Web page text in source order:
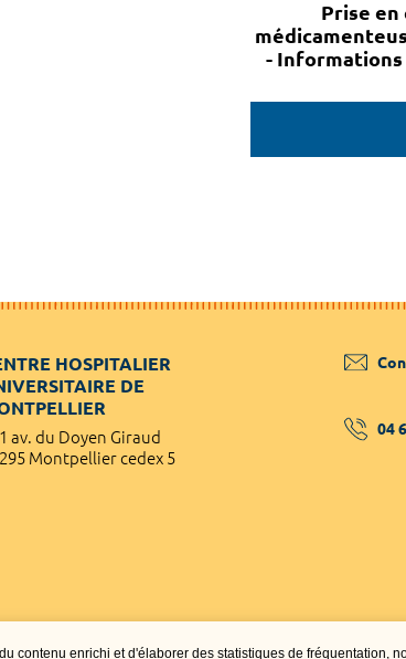
contenu enrichi et d'élaborer des statistiques de fréquentation,
Prise en
-
HOSPITALIER
DE
av. du Doyen Giraud
Montpellier cedex 5
04